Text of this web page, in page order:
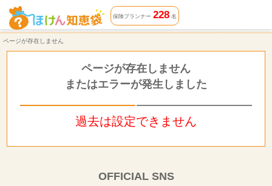
ページが存在しません | ほけん知恵袋
保険プランナー 228名
ページが存在しません
ページが存在しません
またはエラーが発生しました
過去は設定できません
OFFICIAL SNS